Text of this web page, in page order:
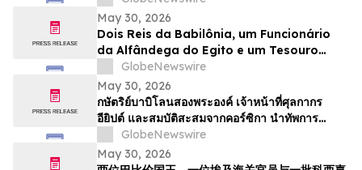
Seni Purba TimeLine pada 2 Jun
May 30, 2026
Dois Reis da Babilônia, um Funcionário
da Alfândega do Egito e um Tesouro
Escondido da Córsega Lideram o Leilão
de Antiguidades e Arte Antiga da
TimeLine de 2 de junho
GlobeNewswire
May 30, 2026
กษัตริย์บาบิโลนสองพระองค์ เจ้าหน้าที่ศุลกากร
อียิปต์ และสมบัติสะสมจากคอร์ซิกา นำทัพการ
ประมูลวัตถุโบราณและศิลปะยุคโบราณของ
TimeLine ในวันที่ 2 มิถุนาย…
GlobeNewswire
May 30, 2026